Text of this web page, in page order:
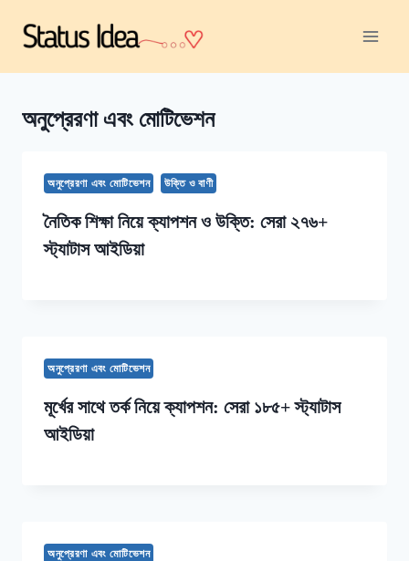
অনুপ্রেরণা এবং মোটিভেশন
অনুপ্রেরণা এবং মোটিভেশন উক্তি ও বাণী
নৈতিক শিক্ষা নিয়ে ক্যাপশন ও উক্তি: সেরা ২৭৬+
স্ট্যাটাস আইডিয়া
অনুপ্রেরণা এবং মোটিভেশন
মূর্খের সাথে তর্ক নিয়ে ক্যাপশন: সেরা ১৮৫+ স্ট্যাটাস
আইডিয়া
অনুপ্রেরণা এবং মোটিভেশন